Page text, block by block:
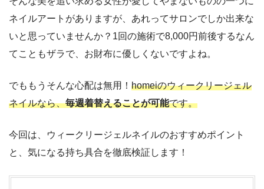
ネイルアートがありますが、あれってサロンでしか出来な
いと思っていませんか？1回の施術で8,000円前後するなん
てこともザラで、お財布に優しくないですよね。
でももうそんな心配は無用！ homeiのウィークリージェル
ネイルなら、毎週着替えることが可能です。
今回は、ウィークリージェルネイルのおすすめポイント
と、気になる持ち具合を徹底検証します！